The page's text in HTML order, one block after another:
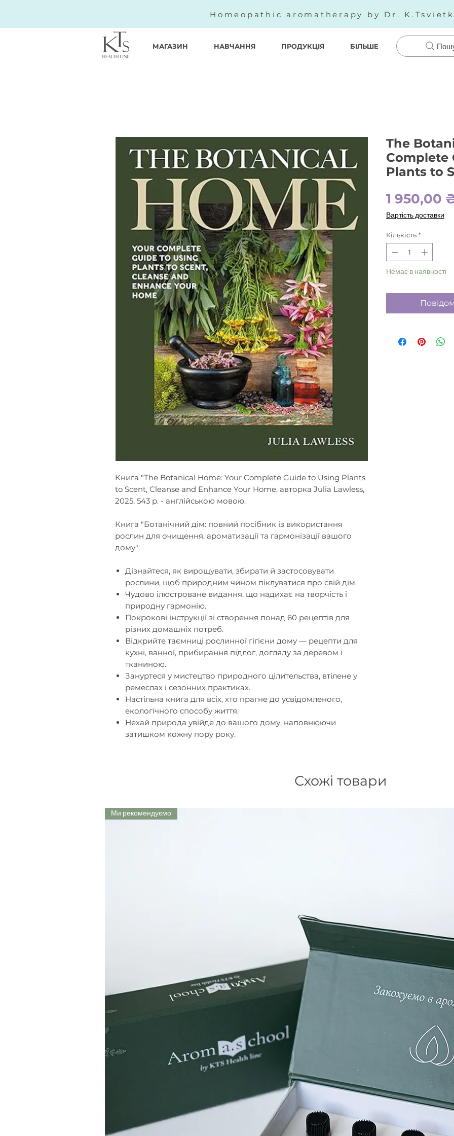
Homeopathic aromatherapy by Dr.
МАГАЗИН НАВЧАННЯ ПРОДУКЦІЯ БІЛЬШЕ
Книга "The Botanical Home: Your Complete Guide to Using Plants
to Scent, Cleanse and Enhance Your Home, авторка Julia Lawless,
2025, 543 р. - англійською мовою.
Книга "Ботанічний дім: повний посібник із використання
рослин для очищення, ароматизації та гармонізації вашого
дому":
Дізнайтеся, як вирощувати, збирати й застосовувати
рослини, щоб природним чином піклуватися про свій дім.
Чудово ілюстроване видання, що надихає на творчість і
природну гармонію.
Покрокові інструкції зі створення понад 60 рецептів для
різних домашніх потреб.
Відкрийте таємниці рослинної гігієни дому — рецепти для
кухні, ванної, прибирання підлог, догляду за деревом і
тканиною.
Зануртеся у мистецтво природного цілительства, втілене у
ремеслах і сезонних практиках.
Настільна книга для всіх, хто прагне до усвідомленого,
екологічного способу життя.
Нехай природа увійде до вашого дому, наповнюючи
затишком кожну пору року.
The
Complete
Plants to
1 950,00
Вартість доставки
Кількість *
Немає в наявності
Схожі товари
Ми рекомендуємо